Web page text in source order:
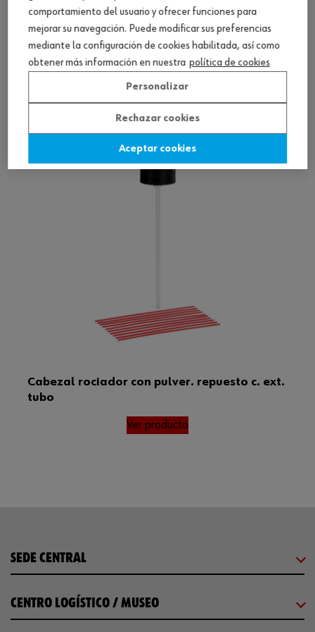
Boquilla completa tipo chorro de repuesto p.
spray
Cabezal rociador con pulver. repuesto c. ext.
tubo
Ver producto
SEDE CENTRAL
CENTRO LOGÍSTICO / MUSEO
comportamiento del usuario y ofrecer funciones para
mejorar su navegación. Puede modificar sus preferencias
mediante la configuración de cookies habilitada, así como
obtener más información en nuestra política de cookies
Personalizar
Rechazar cookies
Aceptar cookies